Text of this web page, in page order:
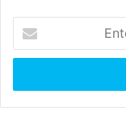
your
Email